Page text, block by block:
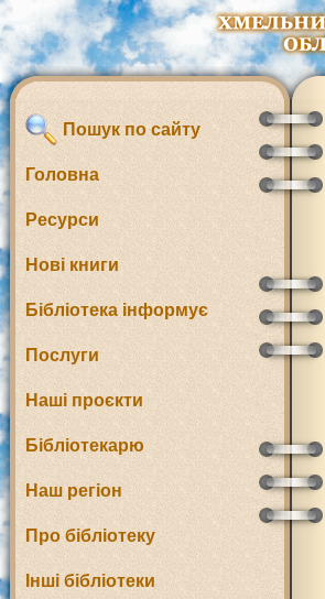
Пошук по сайту
Головна
Ресурси
Нові книги
Бібліотека інформує
Послуги
Наші проєкти
Бібліотекарю
Наш регіон
Про бібліотеку
Інші бібліотеки